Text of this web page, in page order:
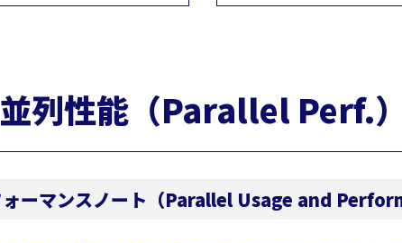
並列性能（Parallel Perf.）
ーマンスノート（Parallel Usage and